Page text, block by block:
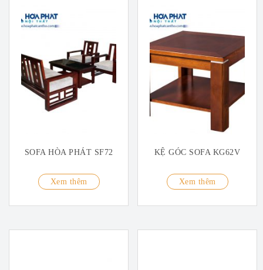
SOFA HÒA PHÁT SF72
Xem thêm
KỆ GÓC SOFA KG62V
Xem thêm